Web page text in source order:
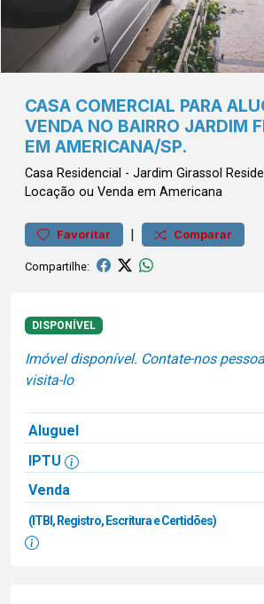
CASA COMERCIAL PARA
VENDA NO BAIRRO JARDIM
EM AMERICANA/SP.
Casa Residencial - Jardim Girassol
Locação ou Venda em Americana
Favoritar | Comparar
Compartilhe:
DISPONÍVEL
Imóvel disponível. Contate-nos
visita-lo
Aluguel
IPTU
Venda
(ITBI, Registro, Escritura e Certidões)